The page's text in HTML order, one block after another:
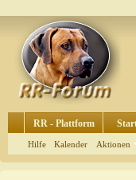
RR - Plattform
Hilfe Kalender Aktionen